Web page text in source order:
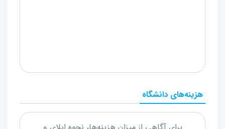
هزینه‌های دانشگاه